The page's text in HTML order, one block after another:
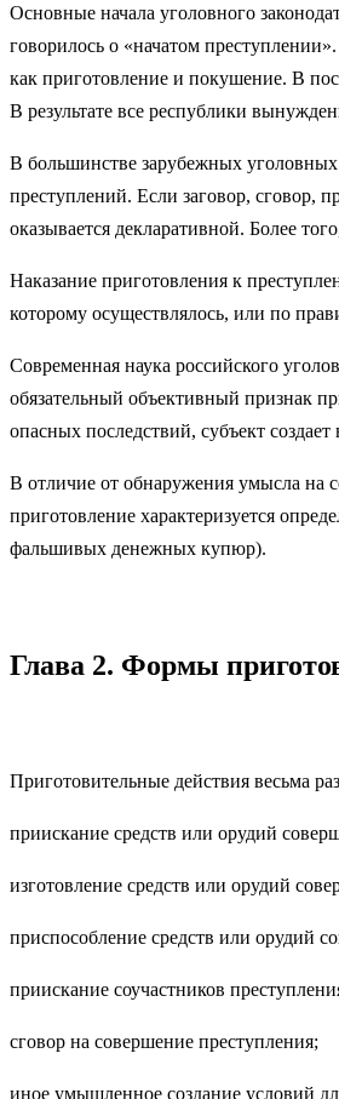
Основные начала уголовного
говорилось о «начатом
как приготовление и покушение. В
В результате все республики
В большинстве зарубежных
преступлений. Если заговор, сговор,
оказывается декларативной. Более
Наказание приготовления к
которому осуществлялось, или по
Современная наука российского
обязательный объективный признак
опасных последствий, субъект
В отличие от обнаружения умысла на
приготовление характеризуется
фальшивых денежных купюр).
Глава 2. Формы
Приготовительные действия весьма
приискание средств или орудий
изготовление средств или орудий
приспособление средств или орудий
приискание соучастников
сговор на совершение преступления;
иное умышленное создание условий